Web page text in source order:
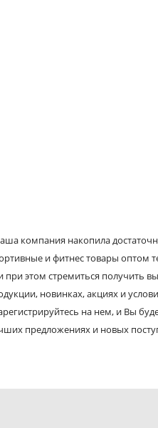
компания накопила
и фитнес товары оптом
при этом стремиться получить
новинках, акциях и
на нем, и Вы
предложениях и новых